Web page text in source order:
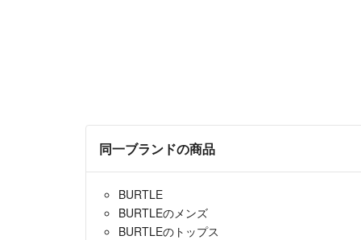
同一ブランドの商品
BURTLE
BURTLEのメンズ
BURTLEのトップス